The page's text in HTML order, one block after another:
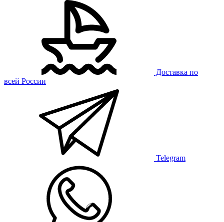
Доставка по
всей России
Telegram